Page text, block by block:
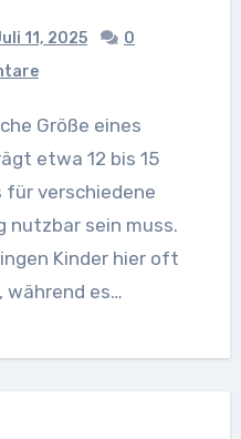
11, 2025
0
etwa 12 bis 15
für verschiedene
sein muss.
Kinder hier oft
während es…